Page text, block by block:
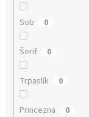
Sob 0
Šerif 0
Trpaslík 0
Princezna 0